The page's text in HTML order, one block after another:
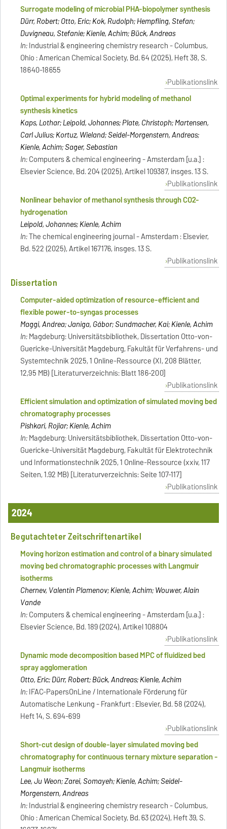
Surrogate modeling of microbial PHA-biopolymer synthesis
Dürr, Robert; Otto, Eric; Kok, Rudolph; Hempfling, Stefan;
Duvigneau, Stefanie; Kienle, Achim; Bück, Andreas
In:Industrial & engineering chemistry research - Columbus,
Ohio : American Chemical Society, Bd. 64 (2025), Heft 38, S.
18640-18655
Publikationslink
Optimal experiments for hybrid modeling of methanol
synthesis kinetics
Kaps, Lothar; Leipold, Johannes; Plate, Christoph; Martensen,
Carl Julius; Kortuz, Wieland; Seidel-Morgenstern, Andreas;
Kienle, Achim; Sager, Sebastian
In:Computers & chemical engineering - Amsterdam [u.a.] :
Elsevier Science, Bd. 204 (2025), Artikel 109387, insges. 13 S.
Publikationslink
Nonlinear behavior of methanol synthesis through CO2-
hydrogenation
Leipold, Johannes; Kienle, Achim
In:The chemical engineering journal - Amsterdam : Elsevier,
Bd. 522 (2025), Artikel 167176, insges. 13 S.
Publikationslink
Dissertation
Computer-aided optimization of resource-efficient and
flexible power-to-syngas processes
Maggi, Andrea; Janiga, Gábor; Sundmacher, Kai; Kienle, Achim
In:Magdeburg: Universitätsbibliothek, Dissertation Otto-von-
Guericke-Universität Magdeburg, Fakultät für Verfahrens- und
Systemtechnik 2025, 1 Online-Ressource (XI, 208 Blätter,
12,95 MB) [Literaturverzeichnis: Blatt 186-200]
Publikationslink
Efficient simulation and optimization of simulated moving bed
chromatography processes
Pishkari, Rojiar; Kienle, Achim
In:Magdeburg: Universitätsbibliothek, Dissertation Otto-von-
Guericke-Universität Magdeburg, Fakultät für Elektrotechnik
und Informationstechnik 2025, 1 Online-Ressource (xxiv, 117
Seiten, 1.92 MB) [Literaturverzeichnis: Seite 107-117]
Publikationslink
2024
Begutachteter Zeitschriftenartikel
Moving horizon estimation and control of a binary simulated
moving bed chromatographic processes with Langmuir
isotherms
Chernev, Valentin Plamenov; Kienle, Achim; Wouwer, Alain
Vande
In:Computers & chemical engineering - Amsterdam [u.a.] :
Elsevier Science, Bd. 189 (2024), Artikel 108804
Publikationslink
Dynamic mode decomposition based MPC of fluidized bed
spray agglomeration
Otto, Eric; Dürr, Robert; Bück, Andreas; Kienle, Achim
In:IFAC-PapersOnLine / Internationale Förderung für
Automatische Lenkung - Frankfurt : Elsevier, Bd. 58 (2024),
Heft 14, S. 694-699
Publikationslink
Short-cut design of double-layer simulated moving bed
chromatography for continuous ternary mixture separation -
Langmuir isotherms
Lee, Ju Weon; Zarei, Somayeh; Kienle, Achim; Seidel-
Morgenstern, Andreas
In:Industrial & engineering chemistry research - Columbus,
Ohio : American Chemical Society, Bd. 63 (2024), Heft 39, S.